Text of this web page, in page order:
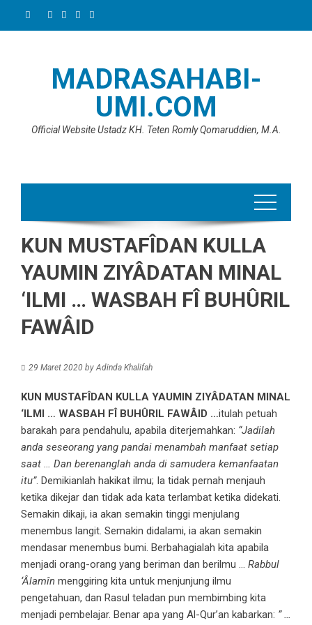
MADRASAHABI-
UMI.COM
Official Website Ustadz KH. Teten Romly Qomaruddien, M.A.
KUN MUSTAFÎDAN KULLA
YAUMIN ZIYÂDATAN MINAL
‘ILMI … WASBAH FÎ BUHÛRIL
FAWÂID
29 Maret 2020 byAdinda Khalifah
KUN MUSTAFÎDAN KULLA YAUMIN ZIYÂDATAN MINAL
‘ILMI … WASBAH FÎ BUHÛRIL FAWÂID …itulah petuah
barakah para pendahulu, apabila diterjemahkan: “Jadilah
anda seseorang yang pandai menambah manfaat setiap
saat … Dan berenanglah anda di samudera kemanfaatan
itu”. Demikianlah hakikat ilmu; Ia tidak pernah menjauh
ketika dikejar dan tidak ada kata terlambat ketika didekati.
Semakin dikaji, ia akan semakin tinggi menjulang
menembus langit. Semakin didalami, ia akan semakin
mendasar menembus bumi. Berbahagialah kita apabila
menjadi orang-orang yang beriman dan berilmu … Rabbul
‘Âlamîn menggiring kita untuk menjunjung ilmu
pengetahuan, dan Rasul teladan pun membimbing kita
menjadi pembelajar. Benar apa yang Al-Qur’an kabarkan: ” …